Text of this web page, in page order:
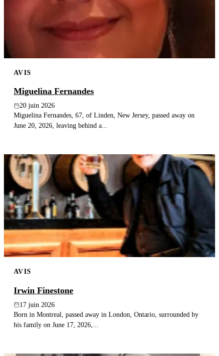
AVIS
Miguelina Fernandes
20 juin 2026
Miguelina Fernandes, 67, of Linden, New Jersey, passed away on
June 20, 2026, leaving behind a...
AVIS
Irwin Finestone
17 juin 2026
Born in Montreal, passed away in London, Ontario, surrounded by
his family on June 17, 2026,...